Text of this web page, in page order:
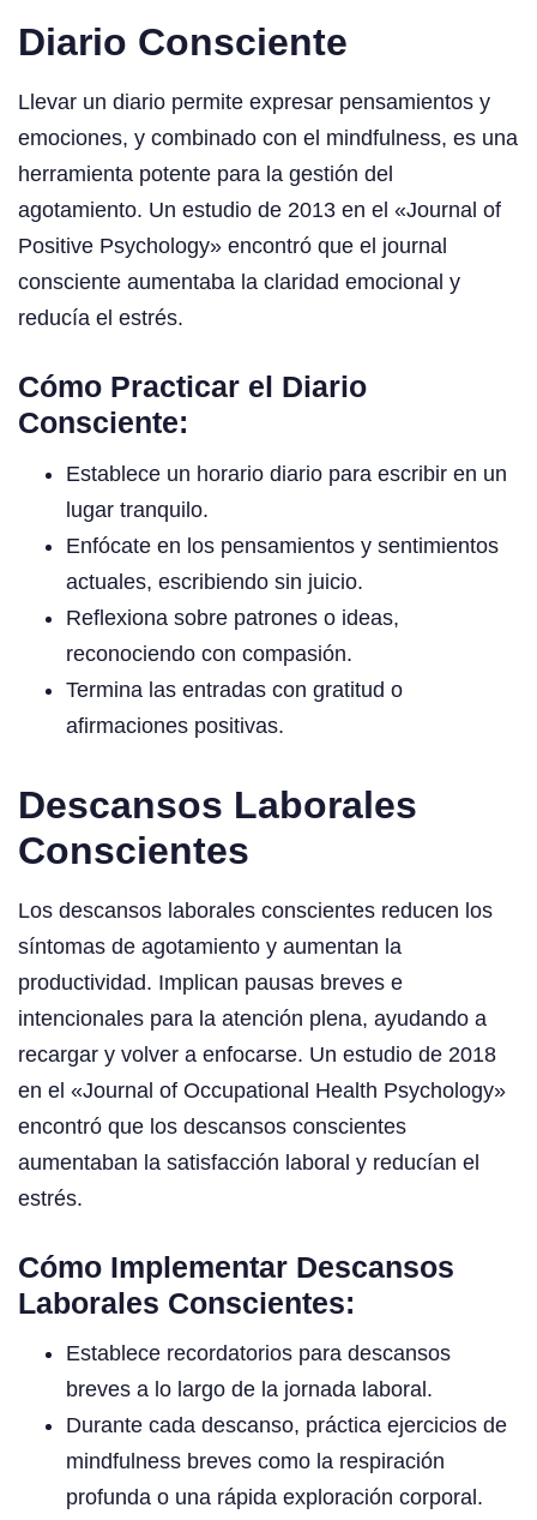
Diario Consciente
Llevar un diario permite expresar pensamientos y
emociones, y combinado con el mindfulness, es una
herramienta potente para la gestión del
agotamiento. Un estudio de 2013 en el «Journal of
Positive Psychology» encontró que el journal
consciente aumentaba la claridad emocional y
reducía el estrés.
Cómo Practicar el Diario
Consciente:
Establece un horario diario para escribir en un
lugar tranquilo.
Enfócate en los pensamientos y sentimientos
actuales, escribiendo sin juicio.
Reflexiona sobre patrones o ideas,
reconociendo con compasión.
Termina las entradas con gratitud o
afirmaciones positivas.
Descansos Laborales
Conscientes
Los descansos laborales conscientes reducen los
síntomas de agotamiento y aumentan la
productividad. Implican pausas breves e
intencionales para la atención plena, ayudando a
recargar y volver a enfocarse. Un estudio de 2018
en el «Journal of Occupational Health Psychology»
encontró que los descansos conscientes
aumentaban la satisfacción laboral y reducían el
estrés.
Cómo Implementar Descansos
Laborales Conscientes:
Establece recordatorios para descansos
breves a lo largo de la jornada laboral.
Durante cada descanso, práctica ejercicios de
mindfulness breves como la respiración
profunda o una rápida exploración corporal.